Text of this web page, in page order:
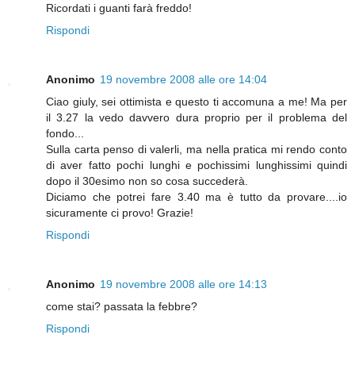
Ricordati i guanti farà freddo!
Rispondi
Anonimo 19 novembre 2008 alle ore 14:04
Ciao giuly, sei ottimista e questo ti accomuna a me! Ma per
il 3.27 la vedo davvero dura proprio per il problema del
fondo...
Sulla carta penso di valerli, ma nella pratica mi rendo conto
di aver fatto pochi lunghi e pochissimi lunghissimi quindi
dopo il 30esimo non so cosa succederà.
Diciamo che potrei fare 3.40 ma è tutto da provare....io
sicuramente ci provo! Grazie!
Rispondi
Anonimo 19 novembre 2008 alle ore 14:13
come stai? passata la febbre?
Rispondi